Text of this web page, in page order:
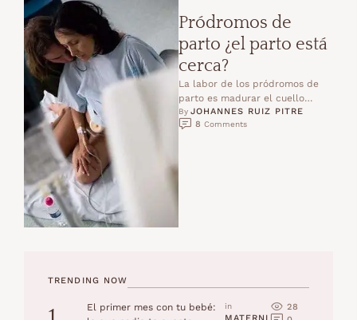
Pródromos de
parto ¿el parto está
cerca?
La labor de los pródromos de
parto es madurar el cuello
uterino para el momento del
parto. Pródromos …
By JOHANNES RUIZ PITRE
8 Comments
TRENDING NOW
El primer mes con tu bebé:
in
28